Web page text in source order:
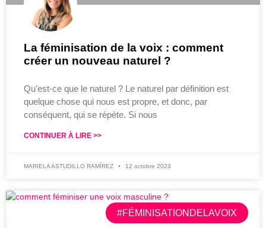
La féminisation de la voix : comment
créer un nouveau naturel ?
Qu’est-ce que le naturel ? Le naturel par définition est
quelque chose qui nous est propre, et donc, par
conséquent, qui se répète. Si nous
CONTINUER À LIRE >>
MARIELA ASTUDILLO RAMÍREZ 12 octobre 2023
#FÉMINISATIONDELAVOIX